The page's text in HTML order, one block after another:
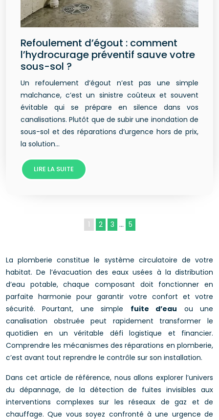
Refoulement d’égout : comment
l’hydrocurage préventif sauve votre
sous-sol ?
Un refoulement d’égout n’est pas une simple
malchance, c’est un sinistre coûteux et souvent
évitable qui se prépare en silence dans vos
canalisations. Plutôt que de subir une inondation de
sous-sol et des réparations d’urgence hors de prix,
la solution…
LIRE LA SUITE
1 2 3 … 5
La plomberie constitue le système circulatoire de votre
habitat. De l’évacuation des eaux usées à la distribution
d’eau potable, chaque composant doit fonctionner en
parfaite harmonie pour garantir votre confort et votre
sécurité. Pourtant, une simple fuite d’eau ou une
canalisation obstruée peut rapidement transformer le
quotidien en un véritable défi logistique et financier.
Comprendre les mécanismes des réparations en plomberie,
c’est avant tout reprendre le contrôle sur son installation.
Dans cet article de référence, nous allons explorer l’univers
du dépannage, de la détection de fuites invisibles aux
interventions complexes sur les réseaux de gaz et de
chauffage. Que vous soyez confronté à une urgence de